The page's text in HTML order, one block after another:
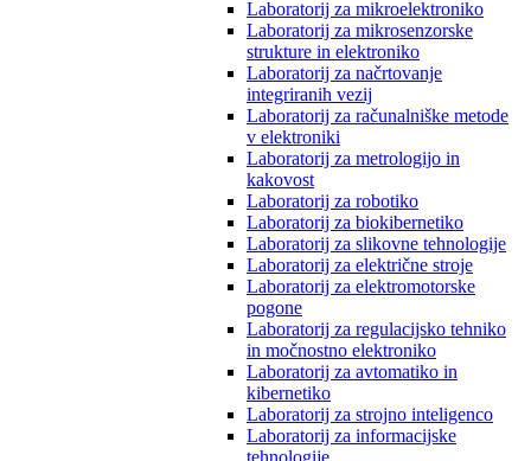
Laboratorij za mikroelektroniko
Laboratorij za mikrosenzorske
strukture in elektroniko
Laboratorij za načrtovanje
integriranih vezij
Laboratorij za računalniške metode
v elektroniki
Laboratorij za metrologijo in
kakovost
Laboratorij za robotiko
Laboratorij za biokibernetiko
Laboratorij za slikovne tehnologije
Laboratorij za električne stroje
Laboratorij za elektromotorske
pogone
Laboratorij za regulacijsko tehniko
in močnostno elektroniko
Laboratorij za avtomatiko in
kibernetiko
Laboratorij za strojno inteligenco
Laboratorij za informacijske
tehnologije